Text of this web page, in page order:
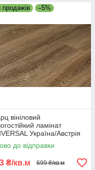
продажів –5%
вініловий
ламінат
Україна/Австрія
3 - 42 клас
до відправки
₴/кв.м 699 ₴/кв.м